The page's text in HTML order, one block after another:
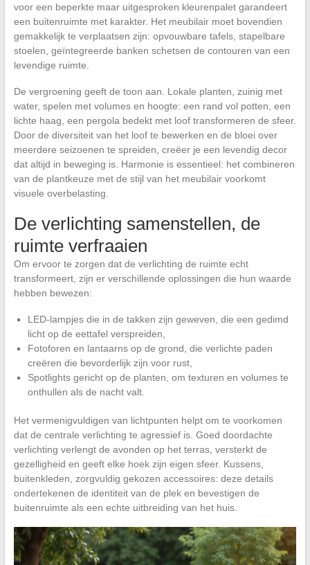
voor een beperkte maar uitgesproken kleurenpalet garandeert
een buitenruimte met karakter. Het meubilair moet bovendien
gemakkelijk te verplaatsen zijn: opvouwbare tafels, stapelbare
stoelen, geïntegreerde banken schetsen de contouren van een
levendige ruimte.
De vergroening geeft de toon aan. Lokale planten, zuinig met
water, spelen met volumes en hoogte: een rand vol potten, een
lichte haag, een pergola bedekt met loof transformeren de sfeer.
Door de diversiteit van het loof te bewerken en de bloei over
meerdere seizoenen te spreiden, creëer je een levendig decor
dat altijd in beweging is. Harmonie is essentieel: het combineren
van de plantkeuze met de stijl van het meubilair voorkomt
visuele overbelasting.
De verlichting samenstellen, de
ruimte verfraaien
Om ervoor te zorgen dat de verlichting de ruimte echt
transformeert, zijn er verschillende oplossingen die hun waarde
hebben bewezen:
LED-lampjes die in de takken zijn geweven, die een gedimd
licht op de eettafel verspreiden,
Fotoforen en lantaarns op de grond, die verlichte paden
creëren die bevorderlijk zijn voor rust,
Spotlights gericht op de planten, om texturen en volumes te
onthullen als de nacht valt.
Het vermenigvuldigen van lichtpunten helpt om te voorkomen
dat de centrale verlichting te agressief is. Goed doordachte
verlichting verlengt de avonden op het terras, versterkt de
gezelligheid en geeft elke hoek zijn eigen sfeer. Kussens,
buitenkleden, zorgvuldig gekozen accessoires: deze details
ondertekenen de identiteit van de plek en bevestigen de
buitenruimte als een echte uitbreiding van het huis.